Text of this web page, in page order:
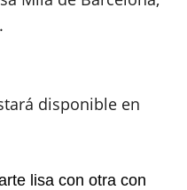
disponible en
lisa con otra con